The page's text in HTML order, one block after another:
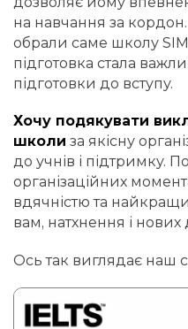
на навчання за
обрали саме школу
підготовка стала
підготовки до вступу.
Хочу подякувати
школи за якісну
до учнів і підтримку.
організаційних
вдячністю та
вам, натхнення і нових
Ось так виглядає наш